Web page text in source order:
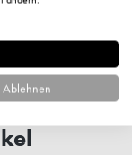
Ablehnen